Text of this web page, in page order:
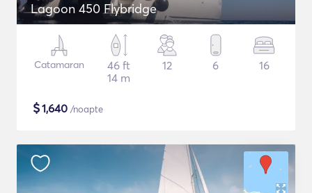
Lagoon 450 Flybridge
Catamaran
46 ft
14 m
12 6 16
$1,640 /noapte